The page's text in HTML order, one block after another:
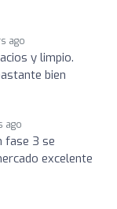
ago
y limpio.
bien
ago
fase 3 se
excelente